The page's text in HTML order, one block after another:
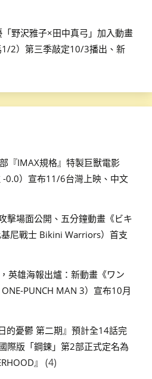
野沢雅子×田中真弓」加入動畫
1/2）第三季敲定10/3播出、新
『IMAX規格』特製巨獸電影
-0.0）宣布11/6台灣上映、中文
擊場面公開、五分鐘動畫《ビキ
尼戰士 Bikini Warriors）首支
英雄海報出爐：新動畫《ワン
PUNCH MAN 3）宣布10月
的憂鬱 第二期』預計全14話完
際版「鋼鍊」第2部正式定名為
』
(4)